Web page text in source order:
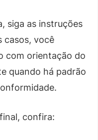
siga as instruções
casos, você
com orientação do
quando há padrão
confira: